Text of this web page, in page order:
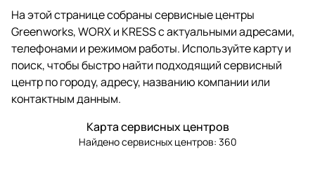
На этой странице собраны сервисные центры
Greenworks, WORX и KRESS с актуальными адресами,
телефонами и режимом работы. Используйте карту и
поиск, чтобы быстро найти подходящий сервисный
центр по городу, адресу, названию компании или
контактным данным.
Карта сервисных центров
Найдено сервисных центров: 360